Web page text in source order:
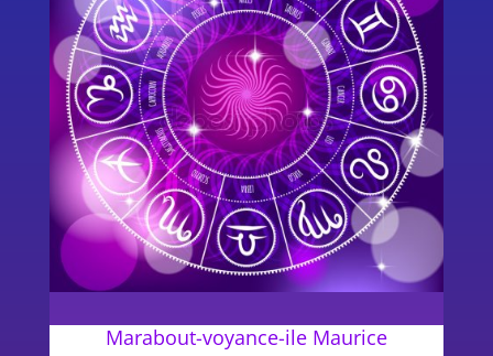
Marabout-voyance-ile Maurice